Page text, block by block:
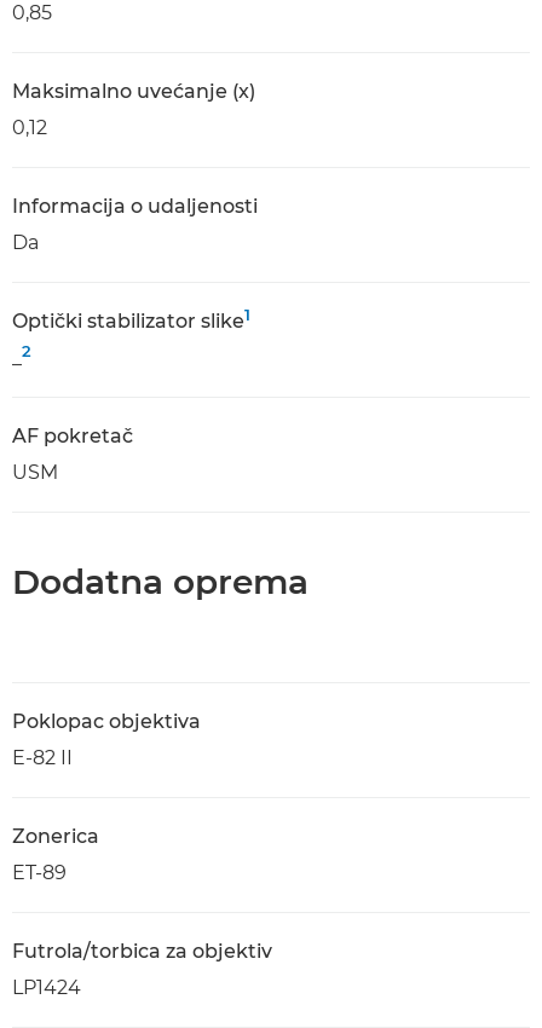
0,85
Maksimalno uvećanje (x)
0,12
Informacija o udaljenosti
Da
Optički stabilizator slike1
2
AF pokretač
USM
Dodatna oprema
Poklopac objektiva
E-82 II
Zonerica
ET-89
Futrola/torbica za objektiv
LP1424